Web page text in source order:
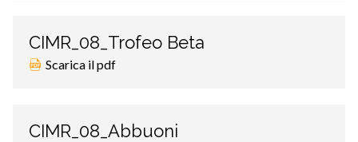
CIMR_08_Trofeo Beta
Scarica il pdf
CIMR_08_Abbuoni